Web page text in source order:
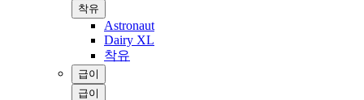
착유
Astronaut
Dairy XL
착유
급이
급이